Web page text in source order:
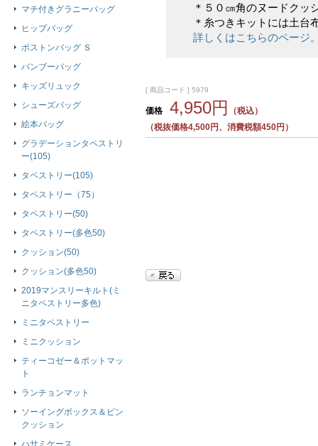
＊５０㎝角のヌードクッ
＊糸つきキットには土台
詳しくはこちらのページ
[ 商品コード ] 5979
価格 4,950円
（税込）
（税抜価格4,500円、消費税額450円）
マチ付きグラニーバッグ
ヒップバッグ
ボストンバッグ Ｓ
バンブーバッグ
キッズリュック
シューズバッグ
絵本バッグ
グラデーションタペストリ
ー(105)
タペストリー(105)
タペストリー（75）
タペストリー(50)
タペストリー(多色50)
クッション(50)
クッション(多色50)
2019マンスリーキルト(ミ
ニタペストリー多色)
ミニタペストリー
ミニクッション
ティーコゼー＆ポットマッ
ト
ランチョンマット
ソーイングボックス＆ピン
クッション